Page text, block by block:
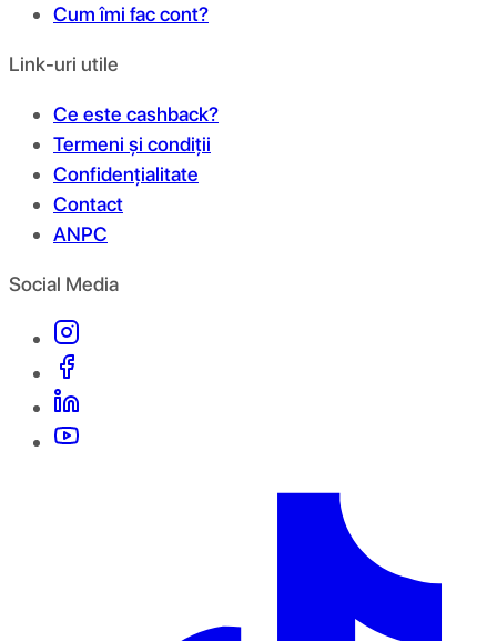
Cum îmi fac cont?
Link-uri utile
Ce este cashback?
Termeni și condiții
Confidențialitate
Contact
ANPC
Social Media